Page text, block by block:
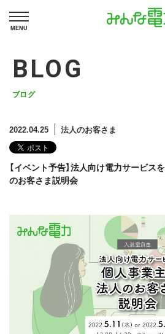
MENU
BLOG
ブログ
2022.04.25 法人のお客さま
【イベント予告】法人向け電力サービス
のお客さま説明会